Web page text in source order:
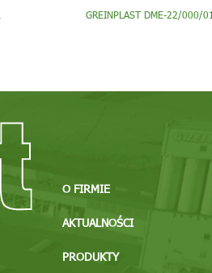
GREINPLAST DME-22/000/01
O FIRMIE
AKTUALNOŚCI
PRODUKTY